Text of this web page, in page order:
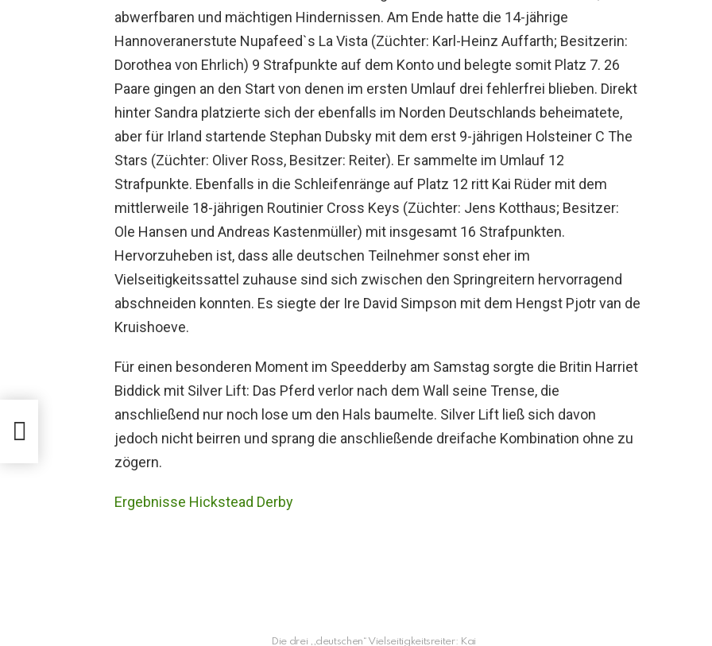
abwerfbaren und mächtigen Hindernissen. Am Ende hatte die 14-jährige
Hannoveranerstute Nupafeed`s La Vista (Züchter: Karl-Heinz Auffarth; Besitzerin:
Dorothea von Ehrlich) 9 Strafpunkte auf dem Konto und belegte somit Platz 7. 26
Paare gingen an den Start von denen im ersten Umlauf drei fehlerfrei blieben. Direkt
hinter Sandra platzierte sich der ebenfalls im Norden Deutschlands beheimatete,
aber für Irland startende Stephan Dubsky mit dem erst 9-jährigen Holsteiner C The
Stars (Züchter: Oliver Ross, Besitzer: Reiter). Er sammelte im Umlauf 12
Strafpunkte. Ebenfalls in die Schleifenränge auf Platz 12 ritt Kai Rüder mit dem
mittlerweile 18-jährigen Routinier Cross Keys (Züchter: Jens Kotthaus; Besitzer:
Ole Hansen und Andreas Kastenmüller) mit insgesamt 16 Strafpunkten.
Hervorzuheben ist, dass alle deutschen Teilnehmer sonst eher im
Vielseitigkeitssattel zuhause sind sich zwischen den Springreitern hervorragend
abschneiden konnten. Es siegte der Ire David Simpson mit dem Hengst Pjotr van de
Kruishoeve.
Für einen besonderen Moment im Speedderby am Samstag sorgte die Britin Harriet
Biddick mit Silver Lift: Das Pferd verlor nach dem Wall seine Trense, die
anschließend nur noch lose um den Hals baumelte. Silver Lift ließ sich davon
jedoch nicht beirren und sprang die anschließende dreifache Kombination ohne zu
zögern.
Ergebnisse Hickstead Derby
Die drei ,,deutschen“ Vielseitigkeitsreiter: Kai